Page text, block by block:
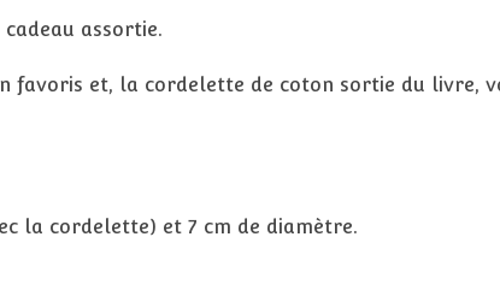
assortie.
favoris et, la cordelette de coton sortie du livre,
la cordelette) et 7 cm de diamètre.